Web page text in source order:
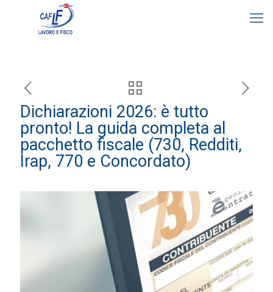
Dichiarazioni 2026: è tutto
pronto! La guida completa al
pacchetto fiscale (730, Redditi,
Irap, 770 e Concordato)